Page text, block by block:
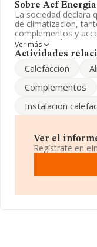
Sobre Acf Energia
La sociedad declara
de climatizacion,
complementos y
inscrita en el
corresponde a
General Mitre núm.
En relación con el
nacional la
los empleados de
Ver más
Actividades
Calefaccion
Complementos
Instalacion
Ver el
Regístrate en